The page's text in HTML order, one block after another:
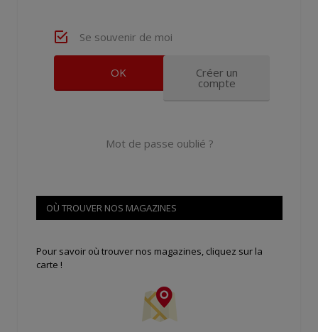
Se souvenir de moi
Créer un
compte
Mot de passe oublié ?
OÙ TROUVER NOS MAGAZINES
Pour savoir où trouver nos magazines, cliquez sur la
carte !